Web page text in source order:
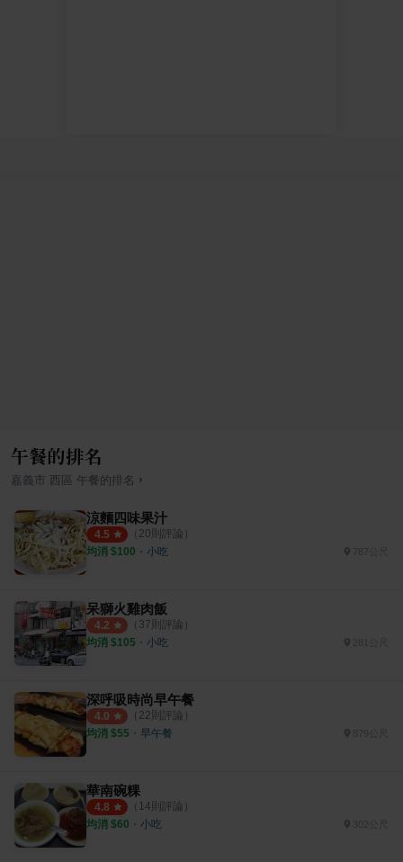
午餐的排名
嘉義市 西區 午餐的排名 ›
涼麵四味果汁
4.5 （ 20則評論）
均消 $100 ・ 小吃
呆獅火雞肉飯
4.2 （ 37則評論）
均消 $105 ・ 小吃
深呼吸時尚早午餐
4.0 （ 22則評論）
均消 $55 ・ 早午餐
華南碗粿
4.8 （ 14則評論）
均消 $60 ・ 小吃